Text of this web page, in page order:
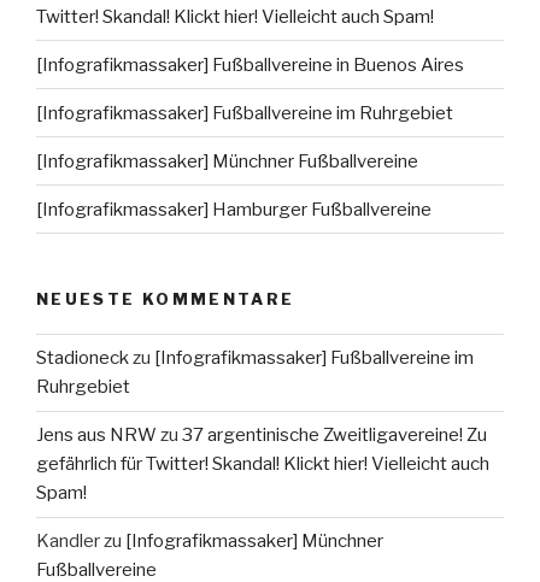
Twitter! Skandal! Klickt hier! Vielleicht auch Spam!
[Infografikmassaker] Fußballvereine in Buenos Aires
[Infografikmassaker] Fußballvereine im Ruhrgebiet
[Infografikmassaker] Münchner Fußballvereine
[Infografikmassaker] Hamburger Fußballvereine
NEUESTE KOMMENTARE
Stadioneckzu [Infografikmassaker] Fußballvereine im
Ruhrgebiet
Jens aus NRW zu 37 argentinische Zweitligavereine! Zu
gefährlich für Twitter! Skandal! Klickt hier! Vielleicht auch
Spam!
Kandlerzu [Infografikmassaker] Münchner
Fußballvereine